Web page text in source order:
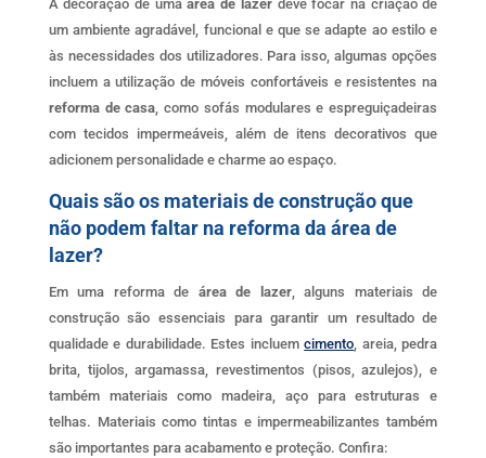
A decoração de umaárea de lazerdeve focar na criação de
um ambiente agradável, funcional e que se adapte ao estilo e
às necessidades dos utilizadores. Para isso, algumas opções
incluem a utilização de móveis confortáveis e resistentes na
reforma de casa, como sofás modulares e espreguiçadeiras
com tecidos impermeáveis, além de itens decorativos que
adicionem personalidade e charme ao espaço.
Quais são os materiais de construção que
não podem faltar na reforma da área de
lazer?
Em uma reforma de área de lazer, alguns materiais de
construção são essenciais para garantir um resultado de
qualidade e durabilidade. Estes incluemcimento, areia, pedra
brita, tijolos, argamassa, revestimentos (pisos, azulejos), e
também materiais como madeira, aço para estruturas e
telhas. Materiais como tintas e impermeabilizantes também
são importantes para acabamento e proteção. Confira: